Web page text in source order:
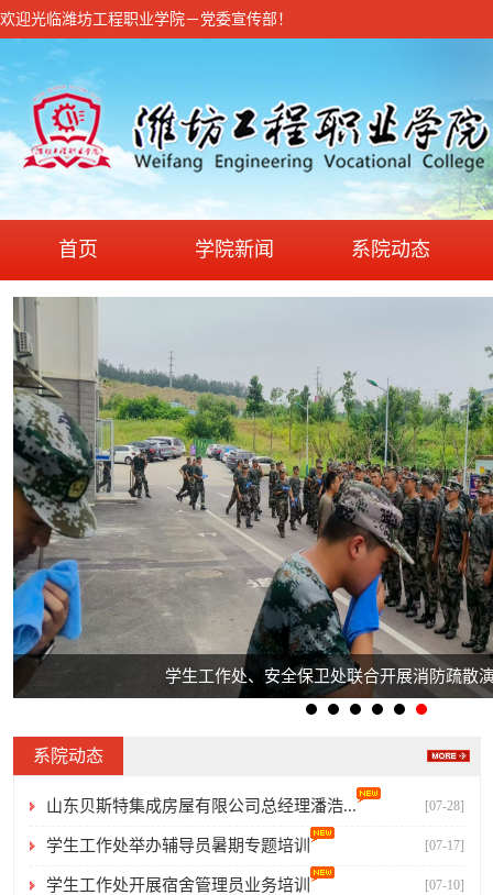
欢迎光临潍坊工程职业学院－党委宣传部！
首页 学院新闻 系院动态
学生工作处、安全保卫处联合开展消防疏散
系院动态
[07-28]
山东贝斯特集成房屋有限公司总经理潘浩...
[07-17]
学生工作处举办辅导员暑期专题培训
[07-10]
学生工作处开展宿舍管理员业务培训